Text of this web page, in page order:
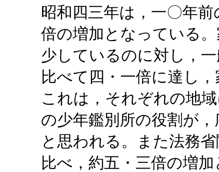
昭和四三年は，一〇年
倍の増加となっている
少しているのに対し，
比べて四・一倍に達し
これは，それぞれの地
の少年鑑別所の役割が
と思われる。また法務
比べ，約五・三倍の増